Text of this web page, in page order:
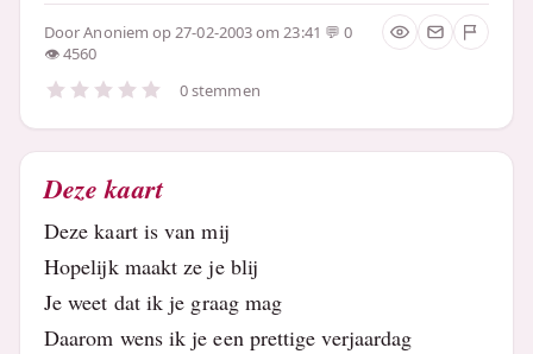
DoorAnoniem op 27-02-2003 om 23:41
0
4560
0 stemmen
Deze kaart
Deze kaart is van mij
Hopelijk maakt ze je blij
Je weet dat ik je graag mag
Daarom wens ik je een prettige verjaardag